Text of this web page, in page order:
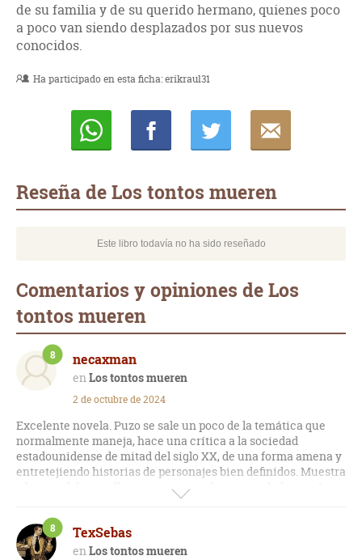
de su familia y de su querido hermano, quienes poco
a poco van siendo desplazados por sus nuevos
conocidos.
Ha participado en esta ficha:erikraul31
Reseña de Los tontos mueren
Este libro todavía no ha sido reseñado
Comentarios y opiniones de Los
tontos mueren
necaxman
Los tontos mueren
8
2 de octubre de 2024
Excelente novela. Puzo se sale un poco de la temática que
normalmente maneja, hace una crítica a la sociedad
estadounidense de mitad del siglo XX, de una forma amena y
entretejiendo historias de personajes bien definidos. Muestra
a la vez, el desarrollo y crecimiento de una ciudad como Las
TexSebas
Los tontos mueren
8